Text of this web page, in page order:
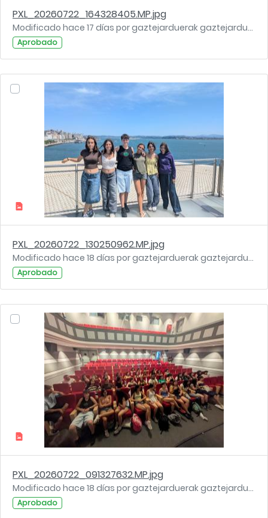
PXL_20260722_164328405.MP.jpg
Modificado hace 17 días por gaztejarduerak gaztejarduerak.
Aprobado
PXL_20260722_130250962.MP.jpg
Modificado hace 18 días por gaztejarduerak gaztejarduerak.
Aprobado
PXL_20260722_091327632.MP.jpg
Modificado hace 18 días por gaztejarduerak gaztejarduerak.
Aprobado